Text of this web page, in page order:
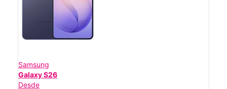
Samsung
Galaxy S26
Desde